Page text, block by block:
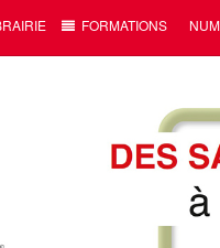
FORMATIONS